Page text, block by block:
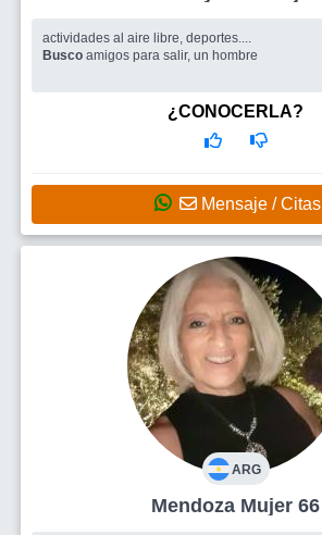
actividades al aire libre, deportes....
Busco amigos para salir, un hombre
¿CONOCERLA?
Mensaje / Citas
ARG
Mendoza Mujer 66